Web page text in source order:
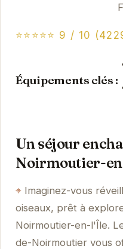
⭐⭐⭐⭐⭐ 9 / 10
Équipements clés :
Un séjour
Noirmoutier-
Imaginez-vous
oiseaux, prêt à
Noirmoutier-en-l'Île.
de-Noirmoutier vous